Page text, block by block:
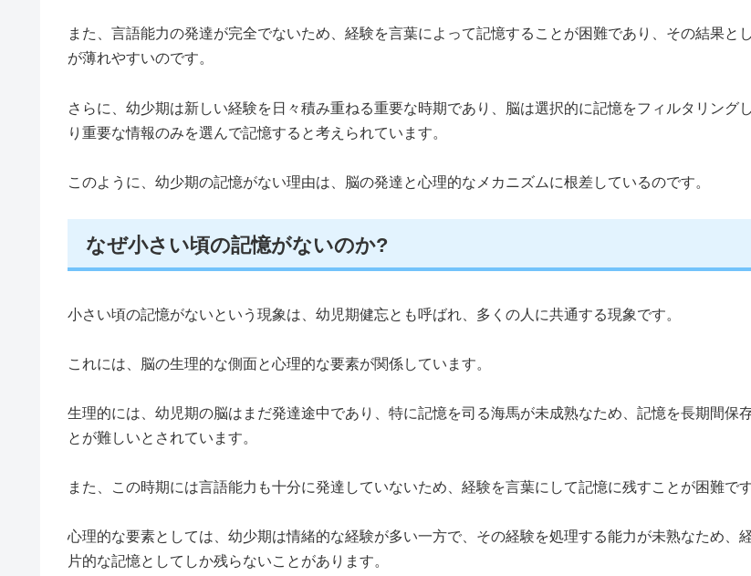
また、言語能力の発達が完全でないため、経験を言葉によって記憶することが困難であり、その結果と
が薄れやすいのです。
さらに、幼少期は新しい経験を日々積み重ねる重要な時期であり、脳は選択的に記憶をフィルタリング
り重要な情報のみを選んで記憶すると考えられています。
このように、幼少期の記憶がない理由は、脳の発達と心理的なメカニズムに根差しているのです。
なぜ小さい頃の記憶がないのか?
小さい頃の記憶がないという現象は、幼児期健忘とも呼ばれ、多くの人に共通する現象です。
これには、脳の生理的な側面と心理的な要素が関係しています。
生理的には、幼児期の脳はまだ発達途中であり、特に記憶を司る海馬が未成熟なため、記憶を長期間保
とが難しいとされています。
また、この時期には言語能力も十分に発達していないため、経験を言葉にして記憶に残すことが困難です
心理的な要素としては、幼少期は情緒的な経験が多い一方で、その経験を処理する能力が未熟なため、
片的な記憶としてしか残らないことがあります。